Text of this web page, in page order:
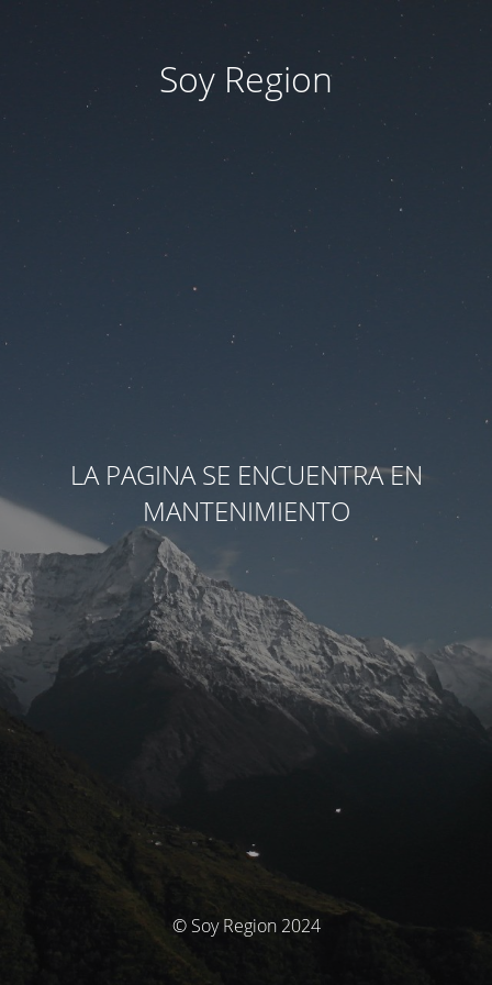
Soy Region
LA PAGINA SE ENCUENTRA EN
MANTENIMIENTO
© Soy Region 2024